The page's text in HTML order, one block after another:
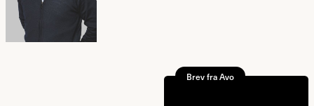
Brev fra Avo